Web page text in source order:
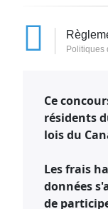
Politiques
Ce
résidents
lois du
Les frais
données
de